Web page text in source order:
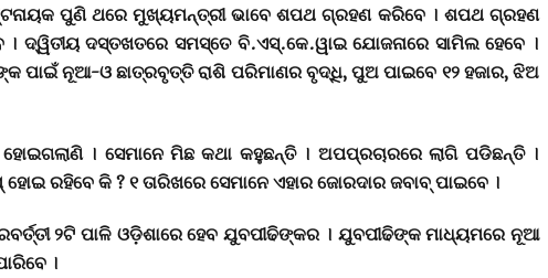
ପୁଣି ଥରେ ମୁଖ୍ୟମନ୍ତ୍ରୀ ଭାବେ ଶପଥ ଗ୍ରହଣ କରିବେ । ଶପଥ ଗ୍ରହଣ
ଦସ୍ତଖତରେ ସମସ୍ତେ ବି.ଏସ୍‍.କେ.ୱାଇ ଯୋଜନାରେ ସାମିଲ ହେବେ ।
ପାଇଁ ନୂଆ-ଓ ଛାତ୍ରବୃତ୍ତି ରାଶି ପରିମାଣର ବୃଦ୍ଧି, ପୁଅ ପାଇବେ ୧୨ ହଜାର, ଝିଅ
। ସେମାନେ ମିଛ କଥା କହୁଛନ୍ତି । ଅପପ୍ରଚାରରେ ଲାଗି ପଡିଛନ୍ତି ।
ରହିବେ କି ? ୧ ତାରିଖରେ ସେମାନେ ଏହାର ଜୋରଦାର ଜବାବ୍ ପାଇବେ ।
୨ଟି ପାଳି ଓଡ଼ିଶାରେ ହେବ ଯୁବପୀଢିଙ୍କର । ଯୁବପୀଢିଙ୍କ ମାଧ୍ୟମରେ ନୂଆ
।